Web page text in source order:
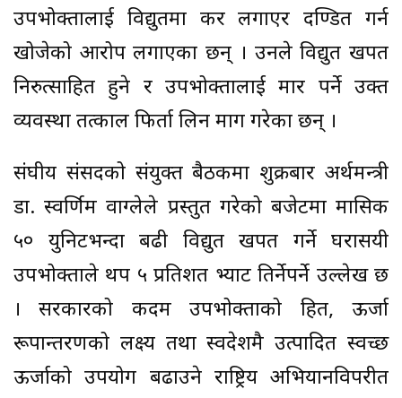
उपभोक्तालाई विद्युतमा कर लगाएर दण्डित गर्न
खोजेको आरोप लगाएका छन् । उनले विद्युत खपत
निरुत्साहित हुने र उपभोक्तालाई मार पर्ने उक्त
व्यवस्था तत्काल फिर्ता लिन माग गरेका छन् ।
संघीय संसदको संयुक्त बैठकमा शुक्रबार अर्थमन्त्री
डा. स्वर्णिम वाग्लेले प्रस्तुत गरेको बजेटमा मासिक
५० युनिटभन्दा बढी विद्युत खपत गर्ने घरासयी
उपभोक्ताले थप ५ प्रतिशत भ्याट तिर्नेपर्ने उल्लेख छ
। सरकारको कदम उपभोक्ताको हित, ऊर्जा
रूपान्तरणको लक्ष्य तथा स्वदेशमै उत्पादित स्वच्छ
ऊर्जाको उपयोग बढाउने राष्ट्रिय अभियानविपरीत